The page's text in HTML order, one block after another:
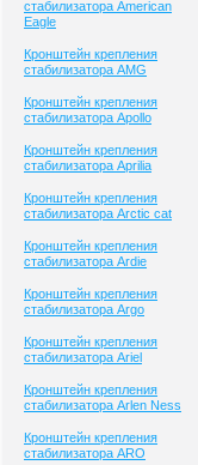
стабилизатора American
Eagle
Кронштейн крепления
стабилизатора AMG
Кронштейн крепления
стабилизатора Apollo
Кронштейн крепления
стабилизатора Aprilia
Кронштейн крепления
стабилизатора Arctic cat
Кронштейн крепления
стабилизатора Ardie
Кронштейн крепления
стабилизатора Argo
Кронштейн крепления
стабилизатора Ariel
Кронштейн крепления
стабилизатора Arlen Ness
Кронштейн крепления
стабилизатора ARO